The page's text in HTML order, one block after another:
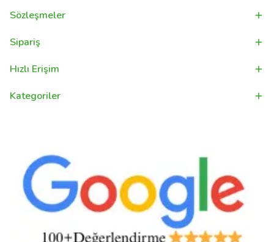
Sözleşmeler
Sipariş
Hızlı Erişim
Kategoriler